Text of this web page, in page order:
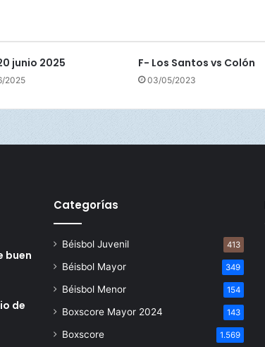
r
a
junio 2025
2025
F- Los Santos vs Colón
03/05/2023
buen
de
Categorías
Béisbol Juvenil 413
Béisbol Mayor 349
Béisbol Menor 154
Boxscore Mayor 2024 143
Boxscore 1.569